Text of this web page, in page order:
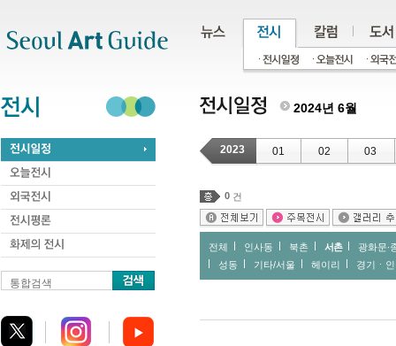
통합검색
2024년 6월
2023 01 02 03
0 건
전체 인사동 북촌 서촌
광화문∙
성동
기타/서울 헤이리 경기ㆍ